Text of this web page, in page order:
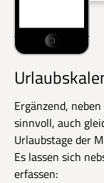
Ergänzend,
sinnvoll, auch
Urlaubstage der
Es lassen sich
erfassen: